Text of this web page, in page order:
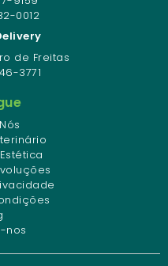
0012
de Freitas
3771
nos